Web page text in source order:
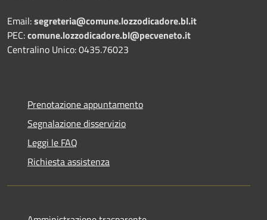
Email:segreteria@comune.lozzodicadore.bl.it
PEC:comune.lozzodicadore.bl@pecveneto.it
Centralino Unico: 0435.76023
Prenotazione appuntamento
Segnalazione disservizio
Leggi le FAQ
Richiesta assistenza